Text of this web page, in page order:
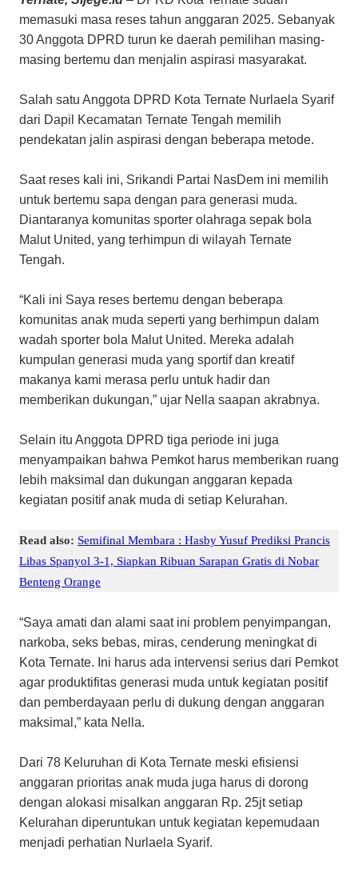
memasuki masa reses tahun anggaran 2025. Sebanyak
30 Anggota DPRD turun ke daerah pemilihan masing-
masing bertemu dan menjalin aspirasi masyarakat.
Salah satu Anggota DPRD Kota Ternate Nurlaela Syarif
dari Dapil Kecamatan Ternate Tengah memilih
pendekatan jalin aspirasi dengan beberapa metode.
Saat reses kali ini, Srikandi Partai NasDem ini memilih
untuk bertemu sapa dengan para generasi muda.
Diantaranya komunitas sporter olahraga sepak bola
Malut United, yang terhimpun di wilayah Ternate
Tengah.
“Kali ini Saya reses bertemu dengan beberapa
komunitas anak muda seperti yang berhimpun dalam
wadah sporter bola Malut United. Mereka adalah
kumpulan generasi muda yang sportif dan kreatif
makanya kami merasa perlu untuk hadir dan
memberikan dukungan,” ujar Nella saapan akrabnya.
Selain itu Anggota DPRD tiga periode ini juga
menyampaikan bahwa Pemkot harus memberikan ruang
lebih maksimal dan dukungan anggaran kepada
kegiatan positif anak muda di setiap Kelurahan.
Read also: Semifinal Membara : Hasby Yusuf Prediksi Prancis
Libas Spanyol 3-1, Siapkan Ribuan Sarapan Gratis di Nobar
Benteng Orange
“Saya amati dan alami saat ini problem penyimpangan,
narkoba, seks bebas, miras, cenderung meningkat di
Kota Ternate. Ini harus ada intervensi serius dari Pemkot
agar produktifitas generasi muda untuk kegiatan positif
dan pemberdayaan perlu di dukung dengan anggaran
maksimal,” kata Nella.
Dari 78 Keluruhan di Kota Ternate meski efisiensi
anggaran prioritas anak muda juga harus di dorong
dengan alokasi misalkan anggaran Rp. 25jt setiap
Kelurahan diperuntukan untuk kegiatan kepemudaan
menjadi perhatian Nurlaela Syarif.